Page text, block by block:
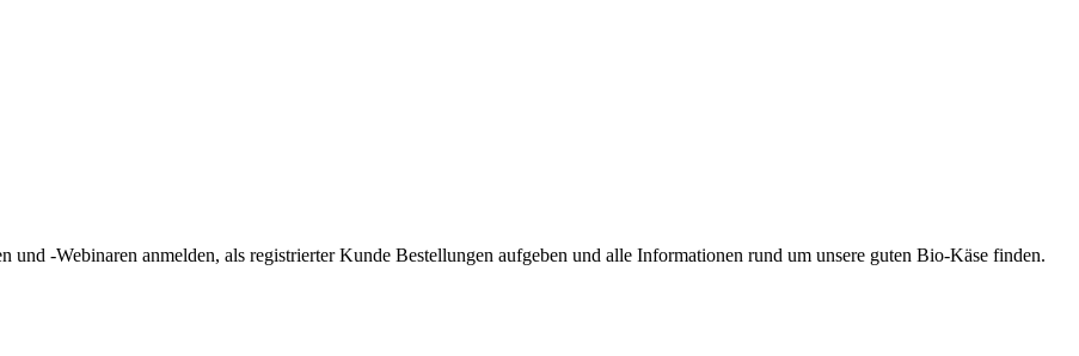
und -Webinaren anmelden, als registrierter Kunde Bestellungen aufgeben und alle Informationen rund um unsere guten Bio-Käse finden.